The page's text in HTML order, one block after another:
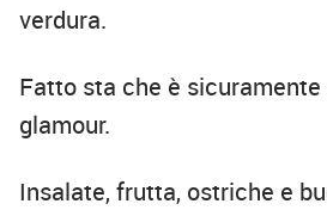
verdura.
Fatto sta che è
glamour.
Insalate, frutta, ostriche e